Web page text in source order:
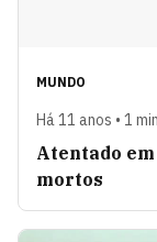
MUNDO
Há 11 anos • 1
Atentado
mortos